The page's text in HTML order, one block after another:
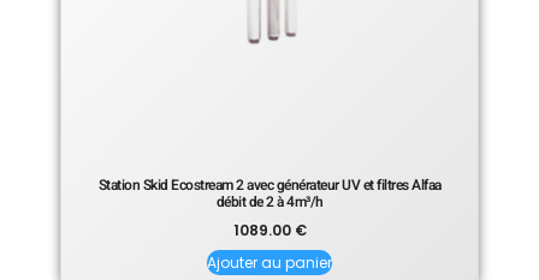
Station Skid Ecostream 2 avec générateur UV et filtres Alfaa
débit de 2 à 4m³/h
1089.00 €
Ajouter au panier